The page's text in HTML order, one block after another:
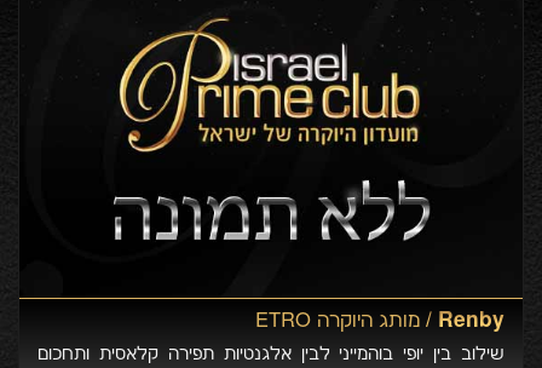
Renby / מותג היוקרה ETRO
שילוב בין יופי בוהמייני לבין אלגנטיות תפירה קלאסית ותחכום